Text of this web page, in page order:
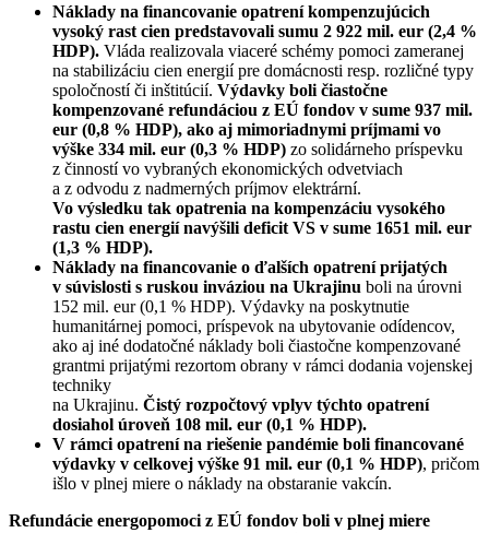
Náklady na financovanie opatrení kompenzujúcich
vysoký rast cien predstavovali sumu 2 922 mil. eur (2,4 %
HDP). Vláda realizovala viaceré schémy pomoci zameranej
na stabilizáciu cien energií pre domácnosti resp. rozličné typy
spoločností či inštitúcií. Výdavky boli čiastočne
kompenzované refundáciou z EÚ fondov v sume 937 mil.
eur (0,8 % HDP), ako aj mimoriadnymi príjmami vo
výške 334 mil. eur (0,3 % HDP) zo solidárneho príspevku
z činností vo vybraných ekonomických odvetviach
a z odvodu z nadmerných príjmov elektrární.
Vo výsledku tak opatrenia na kompenzáciu vysokého
rastu cien energií navýšili deficit VS v sume 1651 mil. eur
(1,3 % HDP).
Náklady na financovanie o ďalších opatrení prijatých
v súvislosti s ruskou inváziou na Ukrajinu boli na úrovni
152 mil. eur (0,1 % HDP). Výdavky na poskytnutie
humanitárnej pomoci, príspevok na ubytovanie odídencov,
ako aj iné dodatočné náklady boli čiastočne kompenzované
grantmi prijatými rezortom obrany v rámci dodania vojenskej
techniky
na Ukrajinu. Čistý rozpočtový vplyv týchto opatrení
dosiahol úroveň 108 mil. eur (0,1 % HDP).
V rámci opatrení na riešenie pandémie boli financované
výdavky v celkovej výške 91 mil. eur (0,1 % HDP), pričom
išlo v plnej miere o náklady na obstaranie vakcín.
Refundácie energopomoci z EÚ fondov boli v plnej miere